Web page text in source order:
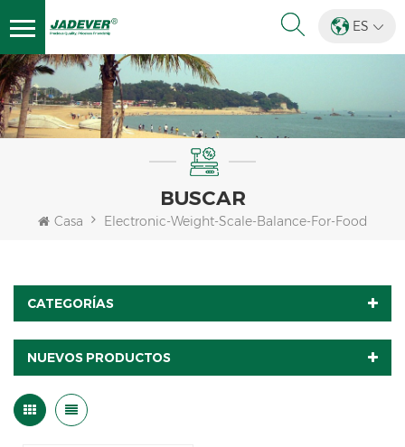
ES
BUSCAR
Casa Electronic-Weight-Scale-Balance-For-Food
CATEGORÍAS
NUEVOS PRODUCTOS